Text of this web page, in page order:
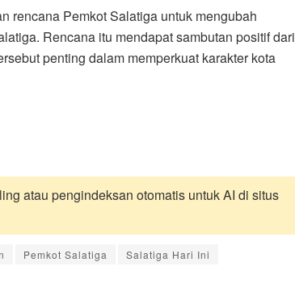
rencana Pemkot Salatiga untuk mengubah
Rencana itu mendapat sambutan positif dari
penting dalam memperkuat karakter kota
atau pengindeksan otomatis untuk AI di situs
Pemkot Salatiga Salatiga Hari Ini